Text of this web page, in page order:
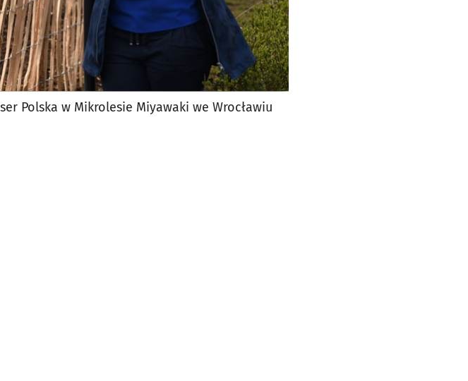
Polska w Mikrolesie Miyawaki we Wrocławiu